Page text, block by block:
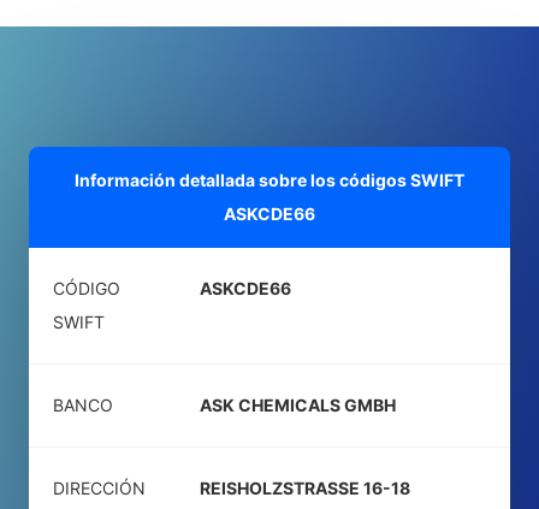
Información detallada sobre los códigos SWIFT
ASKCDE66
CÓDIGO
SWIFT
ASKCDE66
BANCO ASK CHEMICALS GMBH
DIRECCIÓN REISHOLZSTRASSE 16-18